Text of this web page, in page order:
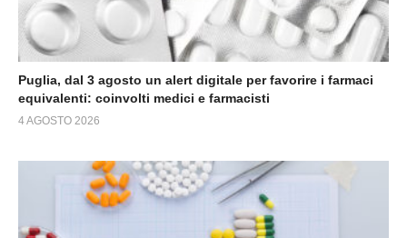
Puglia, dal 3 agosto un alert digitale per favorire i farmaci
equivalenti: coinvolti medici e farmacisti
4 AGOSTO 2026